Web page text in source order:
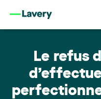
Le refus